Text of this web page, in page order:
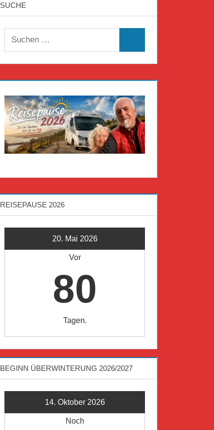
SUCHE
REISEPAUSE 2026
20. Mai 2026
Vor
80
Tagen.
BEGINN ÜBERWINTERUNG 2026/2027
14. Oktober 2026
Noch